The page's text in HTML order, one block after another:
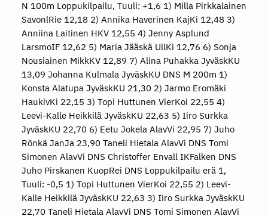
N 100m Loppukilpailu, Tuuli: +1,6 1) Milla Pirkkalainen SavonlRie 12,18 2) Annika Haverinen KajKi 12,48 3) Anniina Laitinen HKV 12,55 4) Jenny Asplund LarsmoIF 12,62 5) Maria Jääskä UllKi 12,76 6) Sonja Nousiainen MikkKV 12,89 7) Alina Puhakka JyväskKU 13,09 Johanna Kulmala JyväskKU DNS M 200m 1) Konsta Alatupa JyväskKU 21,30 2) Jarmo Eromäki HaukivKi 22,15 3) Topi Huttunen VierKoi 22,55 4) Leevi-Kalle Heikkilä JyväskKU 22,63 5) Iiro Surkka JyväskKU 22,70 6) Eetu Jokela AlavVi 22,95 7) Juho Rönkä JanJa 23,90 Taneli Hietala AlavVi DNS Tomi Simonen AlavVi DNS Christoffer Envall IKFalken DNS Juho Pirskanen KuopRei DNS Loppukilpailu erä 1, Tuuli: -0,5 1) Topi Huttunen VierKoi 22,55 2) Leevi-Kalle Heikkilä JyväskKU 22,63 3) Iiro Surkka JyväskKU 22,70 Taneli Hietala AlavVi DNS Tomi Simonen AlavVi DNS Loppukilpailu erä 2, Tuuli: +2,5 1) Konsta Alatupa JyväskKU 21,30 2) Jarmo Eromäki HaukivKi 22,15 3) Eetu Jokela AlavVi 22,95 4) Juho Rönkä JanJa 23,90 Christoffer Envall IKFalken DNS Juho Pirskanen KuopRei DNS M 400m 1) Filiph Johansson GamlakIF 48,50 2) Eemeli Välimäki NoormNo 50,21 3) Elmeri Lesonen SotkJy 51,47 4) Jouko Juntunen TampPy 52,07 5) Samuli Takkunen AlavVi 52,13 Roope Kangasvieri ToholU Julius Uutela HKV Samuli Losoi TampPy Loppukilpailu erä 0 Julius Uutela HKV Roope Kangasvieri ToholU Samuli Losoi TampPy Loppukilpailu erä 1 1) Filiph Johansson GamlakIF 48,50 2) Eemeli Välimäki NoormNo 50,21 3) Elmeri Lesonen SotkJy 51,47 4) Jouko Juntunen TampPy 52,07 5) Samuli Takkunen AlavVi 52,13 N 400m 1) Milja Thureson TurTo 54,93 2) Jonna Berghem HangöIK 55,75 3) Veera Perälä LahdA 56,72 4) Anniina Laitinen HKV 58,00 5) Kaisa Isokääntä KalajJu 58,42 6) Riika Tirkkonen JoensKa 59,00 7) Mari Heinonen KajKi 1.01,48 8) Mette Lukin KuopRei 1.02,97 9) Jenna Maukonen JyväskKU 1.07,67 Pinja Heinonen TampPy Riina Heikkonen LappUM Loppukilpailu erä 1 1) Riika Tirkkonen JoensKa 59,00 2) Mari Heinonen KajKi 1.01,48 3) Mette Lukin KuopRei 1.02,97 4) Jenna Maukonen JyväskKU 1.07,67 Pinja Heinonen TampPy Loppukilpailu erä 2 1) Milja Thureson TurTo 54,93 2) Jonna Berghem HangöIK 55,75 3) Veera Perälä LahdA 56,72 4) Anniina Laitinen HKV 58,00 5) Kaisa Isokääntä KalajJu 58,42 Riina Heikkonen LappUM M 800m 1) Samu Heikkonen LappUM 1.55,54 2) Roni Tirkkonen JoensKa 1.55,80 3) Lauri Hassi OrivPo 1.56,02 4) Tuomas Puputti IFRaseb 1.58,51 5) Jere Haapalainen TampPy 1.59,34 6) Robert Hagström GamlakIF 1.59,84 7) Kristian Hautakoski AlavVi 2.00,01 8) Otto Vilpponen JoensKa 2.00,02 9) Teemu Pihlajamäki LapVi 2.00,82 10) Rasmus Lerstrand VasaIS 2.01,37 11) Saku Miettinen LappUM 2.01,92 12) Valtteri Luomala KauhWi 2.02,11 13) Patrik Järvinen TampPy 2.02,94 14) Tuukka Mäkinen LauttLu 2.03,78 15) Eino Perämaa TampPy 2.05,56 16) Benjamin Heinonen SavonlRie 2.07,97 Tuure Haapanen TuUL Jouko Juntunen TampPy DNF Loppukilpailu erä 1 1) Kristian Hautakoski AlavVi 2.00,01 2) Teemu Pihlajamäki LapVi 2.00,82 3) Rasmus Lerstrand VasaIS 2.01,37 4) Saku Miettinen LappUM 2.01,92 5) Valtteri Luomala KauhWi 2.02,11 6) Patrik Järvinen TampPy 2.02,94 7) Tuukka Mäkinen LauttLu 2.03,78 8) Eino Perämaa TampPy 2.05,56 9) Benjamin Heinonen SavonlRie 2.07,97 Loppukilpailu erä 2 1) Samu Heikkonen LappUM 1.55,54 2) Roni Tirkkonen JoensKa 1.55,80 3) Lauri Hassi OrivPo 1.56,02 4) Tuomas Puputti IFRaseb 1.58,51 5) Jere Haapalainen TampPy 1.59,34 6) Robert Hagström GamlakIF 1.59,84 7) Otto Vilpponen JoensKa 2.00,02 Jouko Juntunen TampPy DNF Tuure Haapanen TuUL N 1500m Loppukilpailu 1) Satu Rautiainen KoivKi 4.38,16 2) Pihla Hokkanen KuopRei 4.44,05 3) Ilona Pulkkinen TurWei 4.51,89 4) Melissa Kykyri KälvTa 4.59,16 5) Elisa Sihvola ViipU 4.59,39 6) Anne Lyytinen RunClub 5.01,17 7) Helmi Karkiainen KeurKi 5.04,05 8) Venla Mäkäräinen KuopRei 5.06,77 Elma Hannikainen HKV DNS Iiris Koski LahdA DNS Katariina Kärkkäinen IisVi DNS Saana Lappalainen SeinäjSU DNS M 3000m Loppukilpailu Elias Kortelainen JoensKa